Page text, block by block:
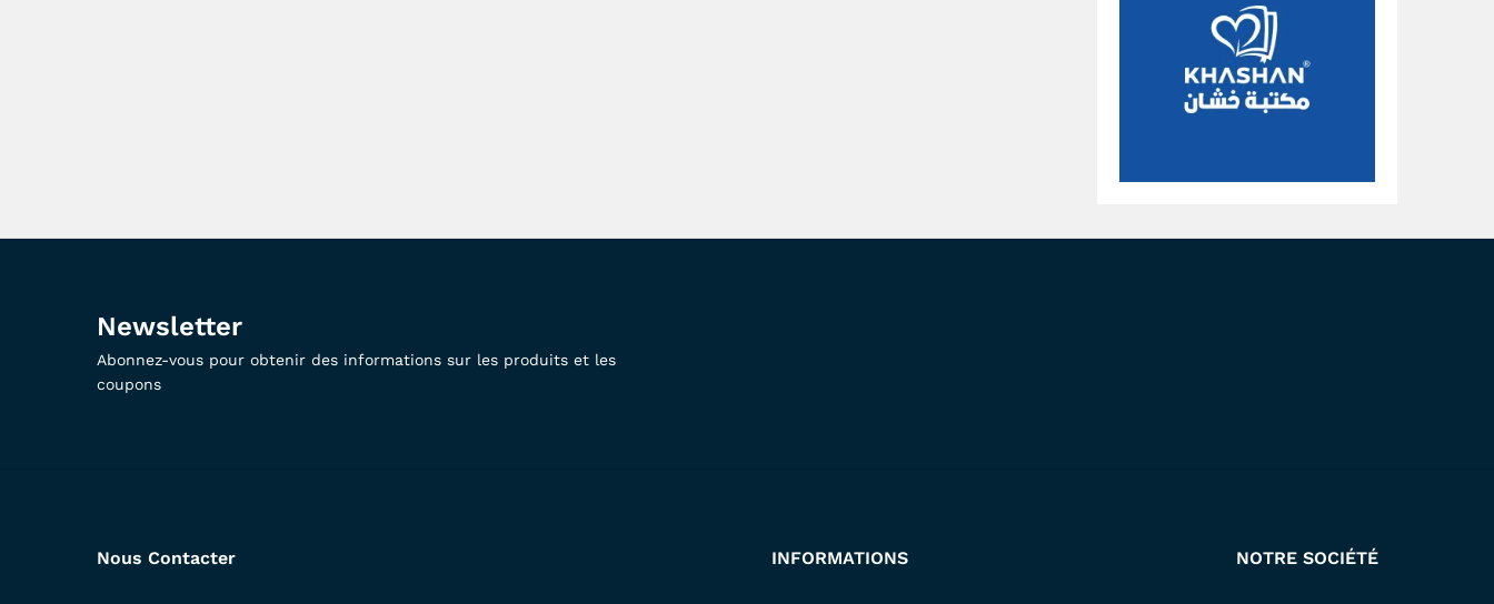
Newsletter
Abonnez-vous pour obtenir des informations sur les produits et les
coupons
Nous Contacter INFORMATIONS NOTRE SOCIÉTÉ